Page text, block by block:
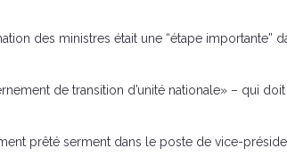
des ministres était une “étape importante”
de transition d’unité nationale» – qui
prêté serment dans le poste de vice-